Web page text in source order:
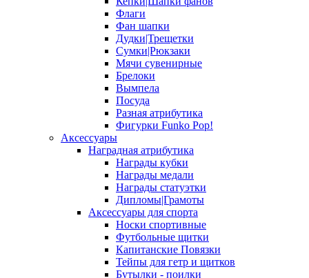
Флаги
Фан шапки
Дудки|Трещетки
Сумки|Рюкзаки
Мячи сувенирные
Брелоки
Вымпела
Посуда
Разная атрибутика
Фигурки Funko Pop!
Аксессуары
Наградная атрибутика
Награды кубки
Награды медали
Награды статуэтки
Дипломы|Грамоты
Аксессуары для спорта
Носки спортивные
Футбольные щитки
Капитанские Повязки
Тейпы для гетр и щитков
Бутылки - поилки